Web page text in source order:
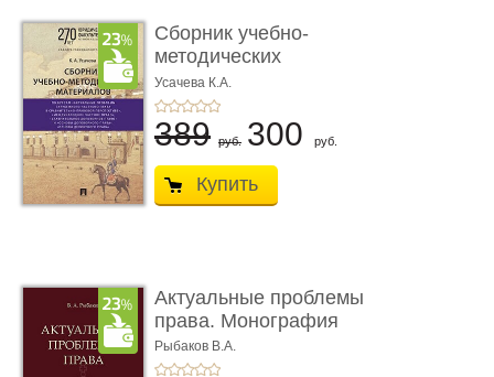
Сборник учебно-
методических
материалов по кур ...
Усачева К.А.
389 руб. 300 руб.
Купить
Актуальные проблемы
права. Монография
Рыбаков В.А.